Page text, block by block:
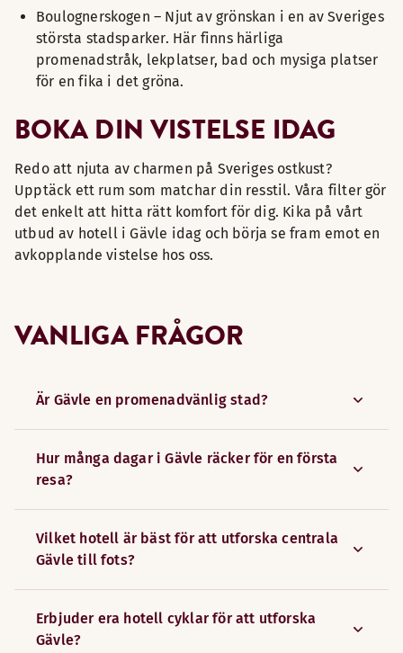
Boulognerskogen – Njut av grönskan i en av Sveriges
största stadsparker. Här finns härliga
promenadstråk, lekplatser, bad och mysiga platser
för en fika i det gröna.
BOKA DIN VISTELSE IDAG
Redo att njuta av charmen på Sveriges ostkust?
Upptäck ett rum som matchar din resstil. Våra filter gör
det enkelt att hitta rätt komfort för dig. Kika på vårt
utbud av hotell i Gävle idag och börja se fram emot en
avkopplande vistelse hos oss.
VANLIGA FRÅGOR
Är Gävle en promenadvänlig stad?
Hur många dagar i Gävle räcker för en första
resa?
Vilket hotell är bäst för att utforska centrala
Gävle till fots?
Erbjuder era hotell cyklar för att utforska
Gävle?